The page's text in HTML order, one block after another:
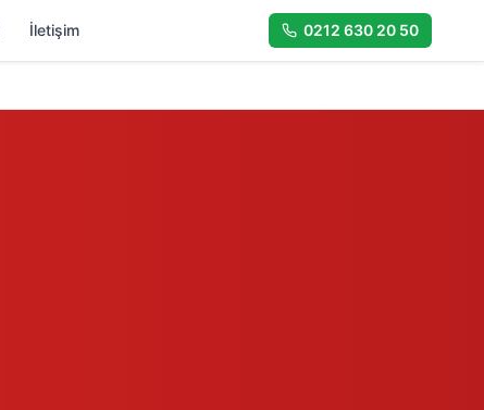
İletişim 0212 630 20 50